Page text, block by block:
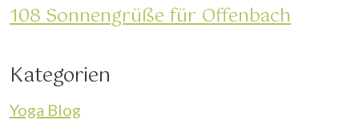
108 Sonnengrüße für Offenbach
Kategorien
Yoga Blog